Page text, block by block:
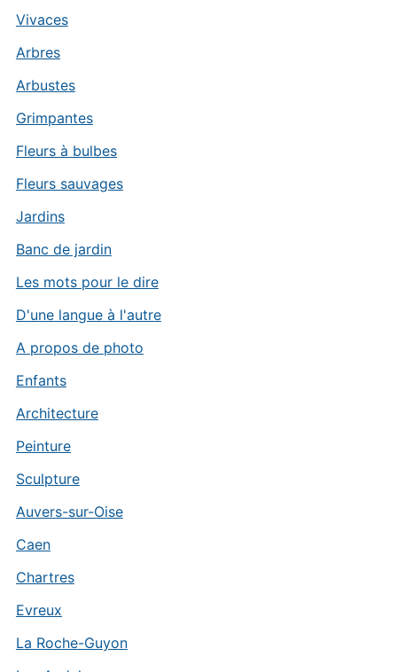
Vivaces
Arbres
Arbustes
Grimpantes
Fleurs à bulbes
Fleurs sauvages
Jardins
Banc de jardin
Les mots pour le dire
D'une langue à l'autre
A propos de photo
Enfants
Architecture
Peinture
Sculpture
Auvers-sur-Oise
Caen
Chartres
Evreux
La Roche-Guyon